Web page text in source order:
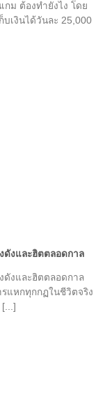
กม ต้องทำยังไง โดย
เงินได้วันละ 25,000
ดังและฮิตตลอดกาล
ดังและฮิตตลอดกาล
รแหกทุกกฏในชีวิตจริง